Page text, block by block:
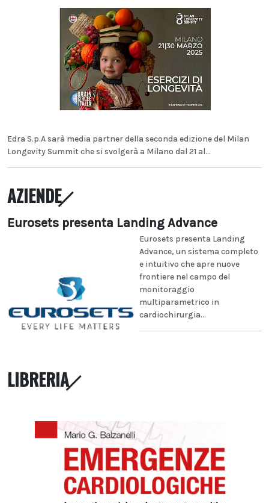
Edra S.p.A sarà media partner della seconda edizione del Milan
Longevity Summit che si svolgerà a Milano dal 21 al...
AZIENDE
Eurosets presenta Landing Advance
Eurosets presenta Landing
Advance, un sistema completo
e intuitivo che apre nuove
frontiere nel campo del
monitoraggio
multiparametrico in
cardiochirurgia...
LIBRERIA